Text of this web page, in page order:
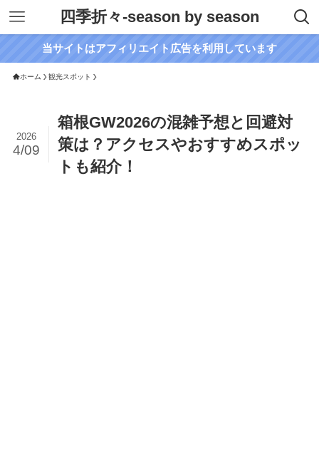
四季折々-season by season
当サイトはアフィリエイト広告を利用しています
ホーム 観光スポット
箱根GW2026の混雑予想と回避対
策は？アクセスやおすすめスポッ
トも紹介！
2026
4/09